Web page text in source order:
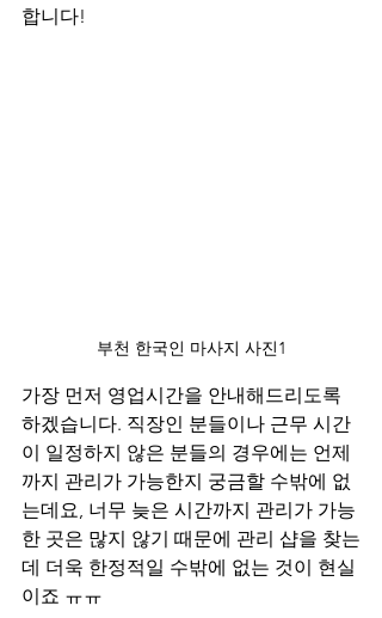
합니다!
부천 한국인 마사지 사진1
가장 먼저 영업시간을 안내해드리도록
하겠습니다. 직장인 분들이나 근무 시간
이 일정하지 않은 분들의 경우에는 언제
까지 관리가 가능한지 궁금할 수밖에 없
는데요, 너무 늦은 시간까지 관리가 가능
한 곳은 많지 않기 때문에 관리 샵을 찾는
데 더욱 한정적일 수밖에 없는 것이 현실
이죠 ㅠㅠ